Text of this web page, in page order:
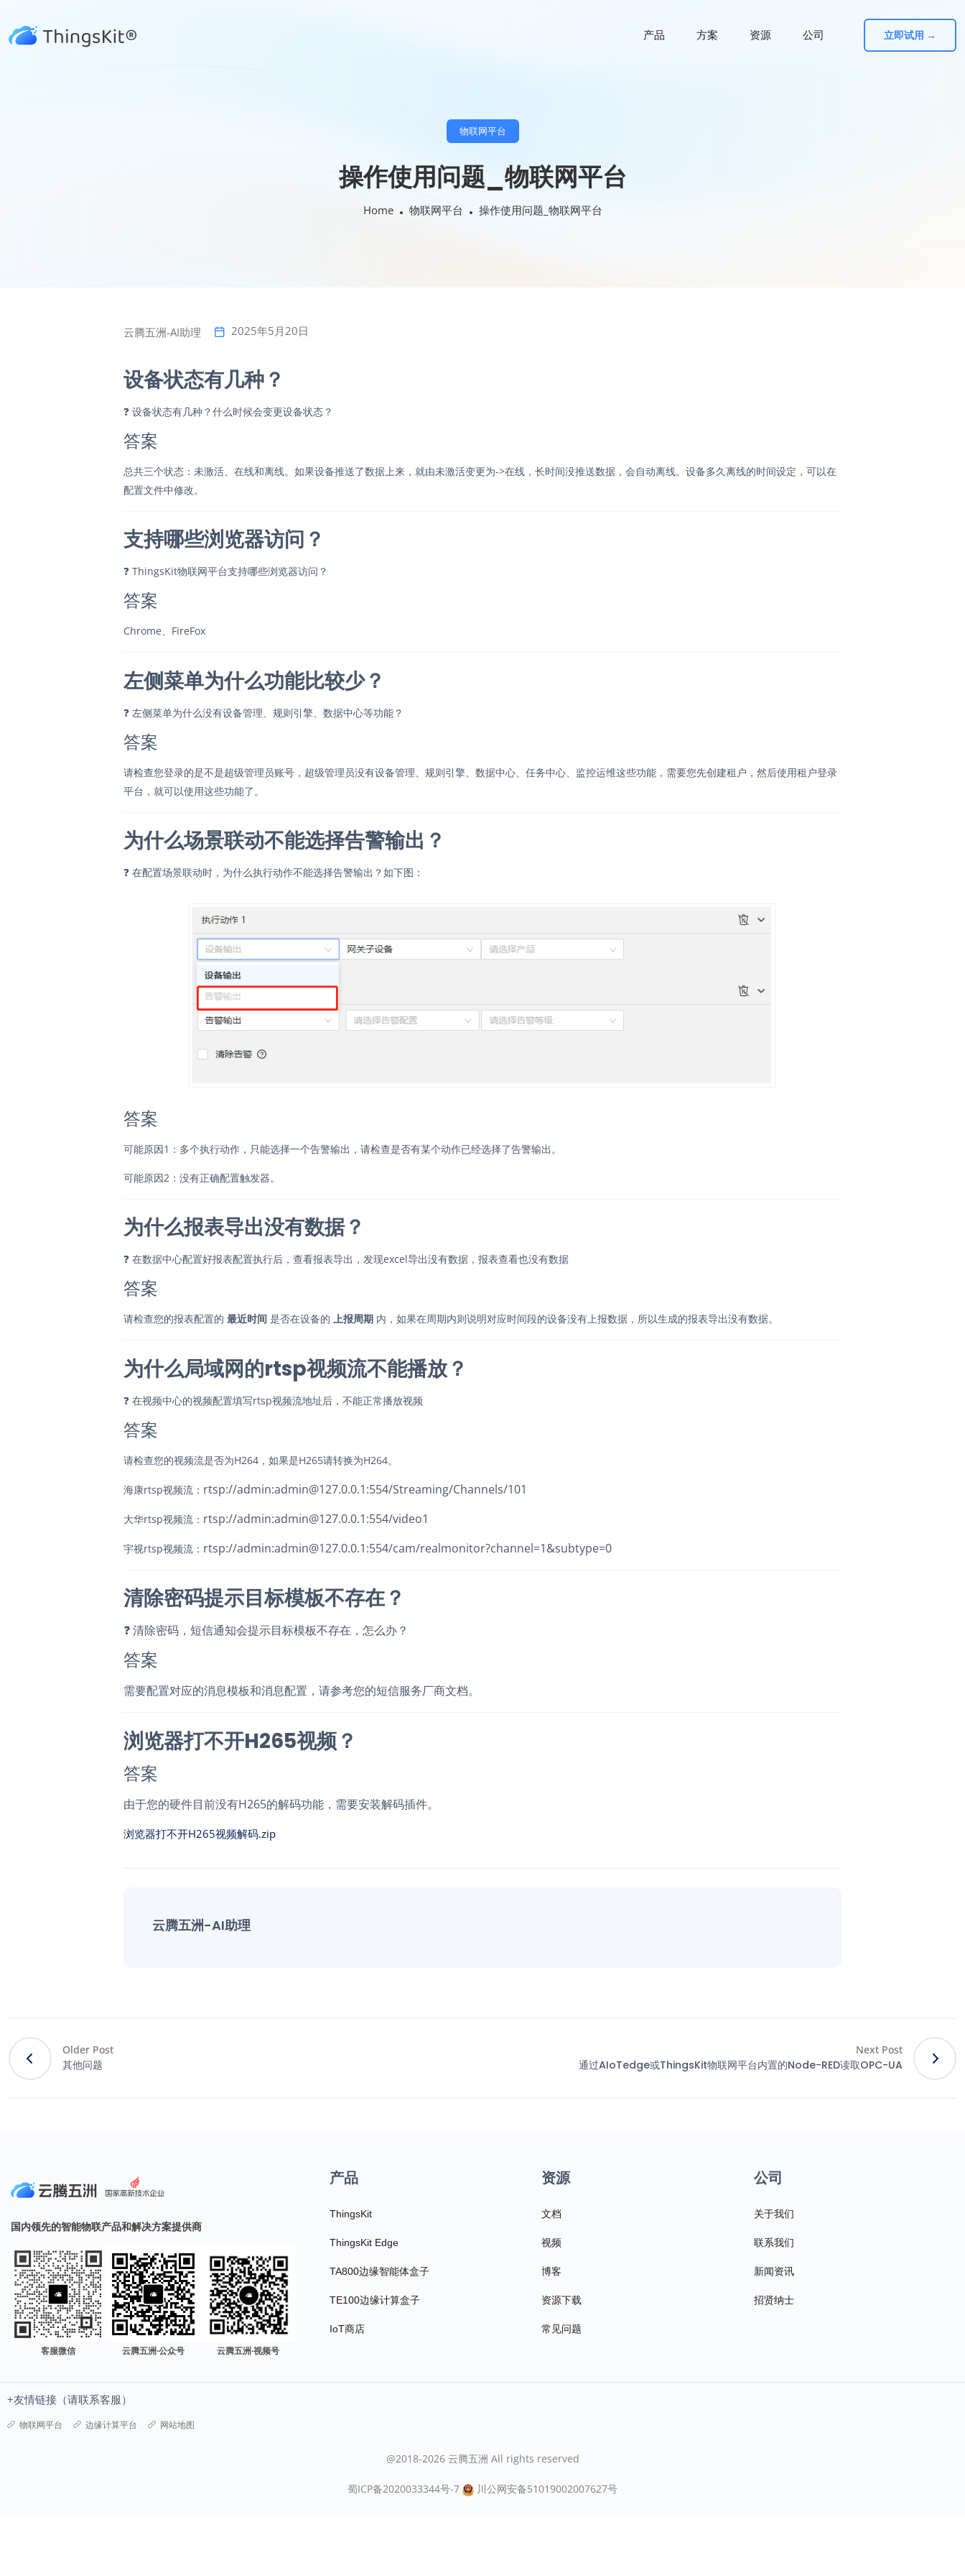
产品 方案 资源 公司 立即试用 →
物联网平台
操作使用问题_物联网平台
Home 物联网平台 操作使用问题_物联网平台
云腾五洲-AI助理 2025年5月20日
设备状态有几种？
❓ 设备状态有几种？什么时候会变更设备状态？
答案
总共三个状态：未激活、在线和离线。如果设备推送了数据上来，就由未激活变更为->在线，长时间没推送数据，会自动离线。设备多久离线的时间设定，可以在
配置文件中修改。
支持哪些浏览器访问？
❓ ThingsKit物联网平台支持哪些浏览器访问？
答案
Chrome、FireFox
左侧菜单为什么功能比较少？
❓ 左侧菜单为什么没有设备管理、规则引擎、数据中心等功能？
答案
请检查您登录的是不是超级管理员账号，超级管理员没有设备管理、规则引擎、数据中心、任务中心、监控运维这些功能，需要您先创建租户，然后使用租户登录
平台，就可以使用这些功能了。
为什么场景联动不能选择告警输出？
❓ 在配置场景联动时，为什么执行动作不能选择告警输出？如下图：
答案
可能原因1：多个执行动作，只能选择一个告警输出，请检查是否有某个动作已经选择了告警输出。
可能原因2：没有正确配置触发器。
为什么报表导出没有数据？
❓ 在数据中心配置好报表配置执行后，查看报表导出，发现excel导出没有数据，报表查看也没有数据
答案
请检查您的报表配置的 最近时间 是否在设备的 上报周期 内，如果在周期内则说明对应时间段的设备没有上报数据，所以生成的报表导出没有数据。
为什么局域网的rtsp视频流不能播放？
❓ 在视频中心的视频配置填写rtsp视频流地址后，不能正常播放视频
答案
请检查您的视频流是否为H264，如果是H265请转换为H264。
海康rtsp视频流： rtsp://admin:admin@127.0.0.1:554/Streaming/Channels/101
大华rtsp视频流： rtsp://admin:admin@127.0.0.1:554/video1
宇视rtsp视频流： rtsp://admin:admin@127.0.0.1:554/cam/realmonitor?channel=1&subtype=0
清除密码提示目标模板不存在？
❓清除密码，短信通知会提示目标模板不存在，怎么办？
答案
需要配置对应的消息模板和消息配置，请参考您的短信服务厂商文档。
浏览器打不开H265视频？
答案
由于您的硬件目前没有H265的解码功能，需要安装解码插件。
浏览器打不开H265视频解码.zip
云腾五洲-AI助理
Older Post
其他问题
Next Post
通过AIoTedge或ThingsKit物联网平台内置的Node-RED读取OPC-UA
国内领先的智能物联产品和解决方案提供商
客服微信 云腾五洲·公众号 云腾五洲·视频号
产品
ThingsKit
ThingsKit Edge
TA800边缘智能体盒子
TE100边缘计算盒子
IoT商店
资源
文档
视频
博客
资源下载
常见问题
公司
关于我们
联系我们
新闻资讯
招贤纳士
+友情链接（请联系客服）
物联网平台 边缘计算平台 网站地图
@2018-2026 云腾五洲 All rights reserved
蜀ICP备2020033344号-7 川公网安备51019002007627号